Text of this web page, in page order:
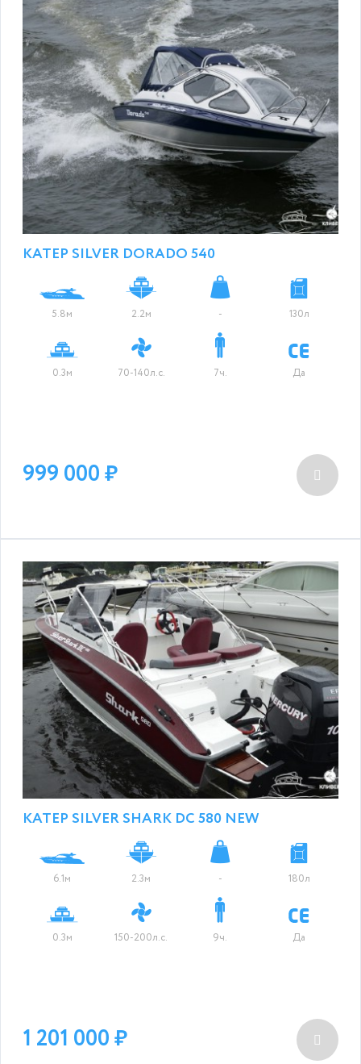
КАТЕР SILVER DORADO 540
5.8м 2.2м - 130л
0.3м 70-140л.с. 7ч. Да
999 000
КАТЕР SILVER SHARK DC 580 NEW
6.1м 2.3м - 180л
0.3м 150-200л.с. 9ч. Да
1 201 000